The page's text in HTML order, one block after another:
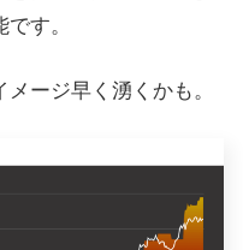
す。
ージ早く湧くかも。